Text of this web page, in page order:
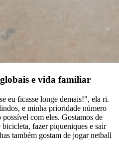
e vida familiar
eu ficasse longe demais!", ela ri.
e minha prioridade número
com eles. Gostamos de
fazer piqueniques e sair
também gostam de jogar netball